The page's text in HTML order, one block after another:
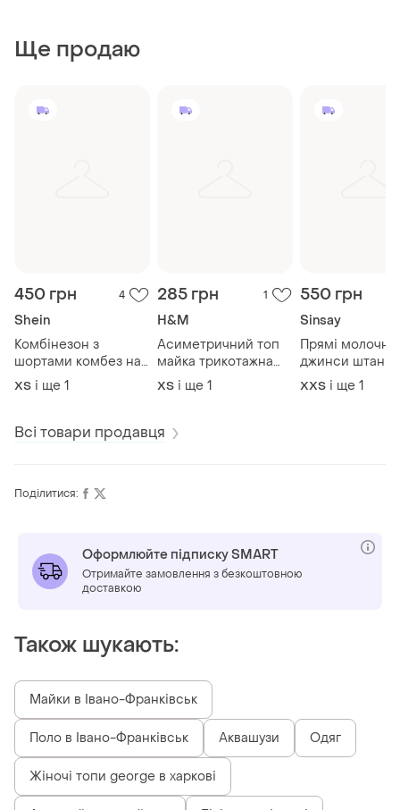
Ще продаю
450 грн 4
Shein
Комбінезон з
шортами комбез на
ґудзиках комбінезон
в рубчик по фігурі
короткими шортами
ХS і ще 1
285 грн 1
H&M
Асиметричний топ
майка трикотажна
облягаюча топ на
одне плече
ХS і ще 1
550 грн
Sinsay
Прямі молочні
джинси штани
молочні штани
полоску
XХS і ще 1
Всі товари продавця
Поділитися:
Оформлюйте підписку SMART
Отримайте замовлення з безкоштовною
доставкою
Також шукають:
Майки в Івано-Франківськ
Поло в Івано-Франківськ Аквашузи Одяг
Жіночі топи george в харкові